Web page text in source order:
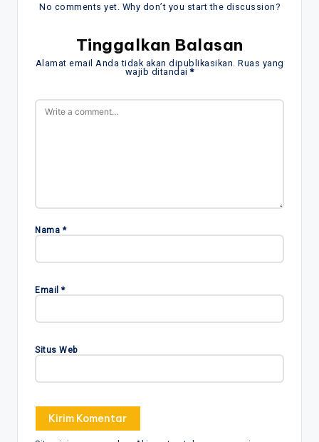
No comments yet. Why don’t you start the discussion?
Tinggalkan Balasan
Alamat email Anda tidak akan dipublikasikan. Ruas yang
wajib ditandai*
Nama *
Email *
Situs Web